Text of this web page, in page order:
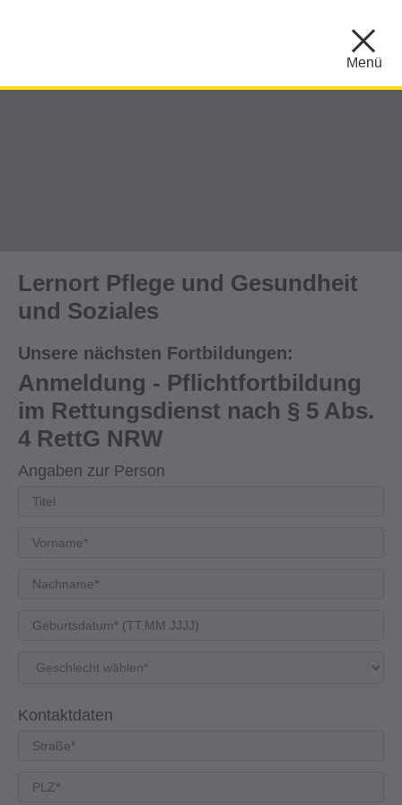
Menü
Lernort Pflege und Gesundheit
und Soziales
Unsere nächsten Fortbildungen:
Anmeldung - Pflichtfortbildung
im Rettungsdienst nach § 5 Abs.
4 RettG NRW
Angaben zur Person
Kontaktdaten